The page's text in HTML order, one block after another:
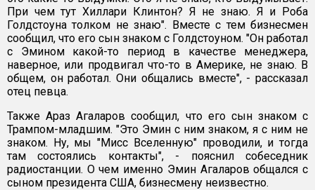
При чем тут Хиллари Клинтон? Я не знаю. Я и Роба
Голдстоуна толком не знаю". Вместе с тем бизнесмен
сообщил, что его сын знаком с Голдстоуном. "Он работал
с Эмином какой-то период в качестве менеджера,
наверное, или продвигал что-то в Америке, не знаю. В
общем, он работал. Они общались вместе", - рассказал
отец певца.
Также Араз Агаларов сообщил, что его сын знаком с
Трампом-младшим. "Это Эмин с ним знаком, я с ним не
знаком. Ну, мы "Мисс Вселенную" проводили, и тогда
там состоялись контакты", - пояснил собеседник
радиостанции. О чем именно Эмин Агаларов общался с
сыном президента США, бизнесмену неизвестно.